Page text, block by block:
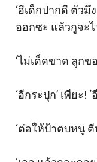
‘อีเด็กปากดี ตัว
ออกซะ แล้วกูจะ
‘ไม่เด็ดขาด ลูกข
‘อีกระปุก’ เพียะ!
‘ต่อให้ป้าตบหนู